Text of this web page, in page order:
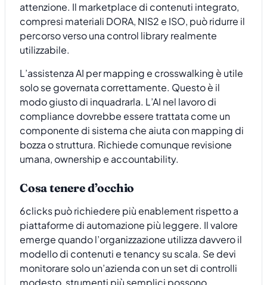
attenzione. Il marketplace di contenuti integrato,
compresi materiali DORA, NIS2 e ISO, può ridurre il
percorso verso una control library realmente
utilizzabile.
L’assistenza AI per mapping e crosswalking è utile
solo se governata correttamente. Questo è il
modo giusto di inquadrarla. L’AI nel lavoro di
compliance dovrebbe essere trattata come un
componente di sistema che aiuta con mapping di
bozza o struttura. Richiede comunque revisione
umana, ownership e accountability.
Cosa tenere d’occhio
6clicks può richiedere più enablement rispetto a
piattaforme di automazione più leggere. Il valore
emerge quando l’organizzazione utilizza davvero il
modello di contenuti e tenancy su scala. Se devi
monitorare solo un’azienda con un set di controlli
modesto, strumenti più semplici possono